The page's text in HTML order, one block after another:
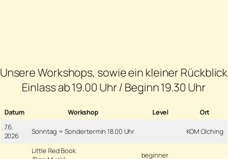
Unsere Workshops, sowie ein kleiner Rückblick
Einlass ab 19.00 Uhr / Beginn 19.30 Uhr
Datum Workshop Level
Ort
7.6.
2026
Sonntag = Sondertermin 18.00 Uhr KOM Olching
Little Red Book
beginner